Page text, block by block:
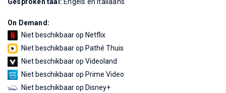
On Demand:
Niet beschikbaar op Netflix
Niet beschikbaar op Pathé Thuis
Niet beschikbaar op Videoland
Niet beschikbaar op Prime Video
Niet beschikbaar op Disney+